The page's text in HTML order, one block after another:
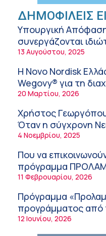
Ειρήνη Ζίγκιρη
καταπόνηση στους
εργαζόμενους
6:11 πμ
Σύσκεψη στον ΕΟΦ
λειτουργία της
φαρμάκων στη
12:08 μμ
Μιχάλης Τάτσης,
Analyst, διευθυντής
Ανάπτυξης Ομίλου
11:54 πμ
Kavita Patel: Ένα
φάρμακα φτάνει
9:21 πμ
Υπάρχει τελικά
λέει η επιστήμη
συμπληρώματα
7:38 πμ
Πυρκαγιά στη
ΔΗΜΟΦΙΛΕΙΣ
Υπουργική
συνεργάζονται
νοσοκομεία του
13 Αυγούστου, 2025
Η Novo Nordisk
Wegovy® για τη
20 Μαρτίου, 2026
Χρήστος
Όταν η σύγχρονη
φόβο!
4 Νοεμβρίου, 2025
Που να
πρόγραμμα
παχυσαρκίας
11 Φεβρουαρίου, 2026
Πρόγραμμα
προγράμματος από
Δωρεάν
2030
12 Ιουνίου, 2026